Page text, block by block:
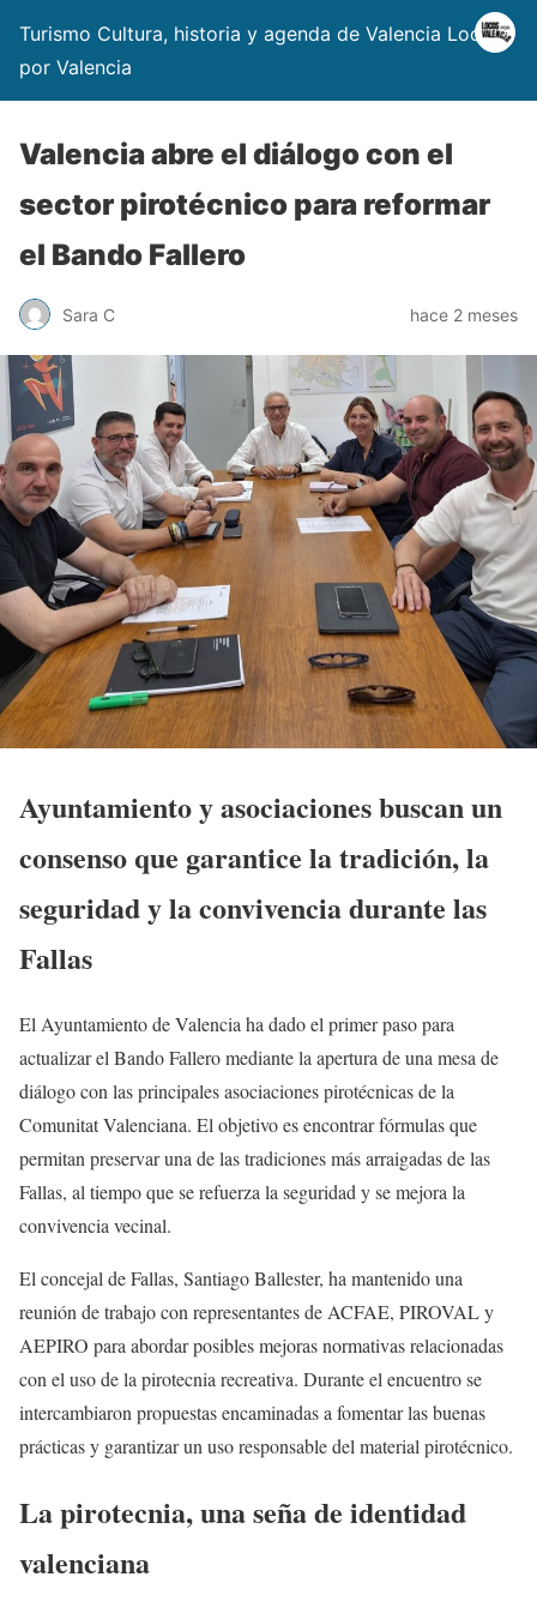
Turismo Cultura, historia y agenda de Valencia Locos
por Valencia
Valencia abre el diálogo con el
sector pirotécnico para reformar
el Bando Fallero
Sara C hace 2 meses
Ayuntamiento y asociaciones buscan un
consenso que garantice la tradición, la
seguridad y la convivencia durante las
Fallas
El Ayuntamiento de Valencia ha dado el primer paso para
actualizar el Bando Fallero mediante la apertura de una mesa de
diálogo con las principales asociaciones pirotécnicas de la
Comunitat Valenciana. El objetivo es encontrar fórmulas que
permitan preservar una de las tradiciones más arraigadas de las
Fallas, al tiempo que se refuerza la seguridad y se mejora la
convivencia vecinal.
El concejal de Fallas, Santiago Ballester, ha mantenido una
reunión de trabajo con representantes de ACFAE, PIROVAL y
AEPIRO para abordar posibles mejoras normativas relacionadas
con el uso de la pirotecnia recreativa. Durante el encuentro se
intercambiaron propuestas encaminadas a fomentar las buenas
prácticas y garantizar un uso responsable del material pirotécnico.
La pirotecnia, una seña de identidad
valenciana